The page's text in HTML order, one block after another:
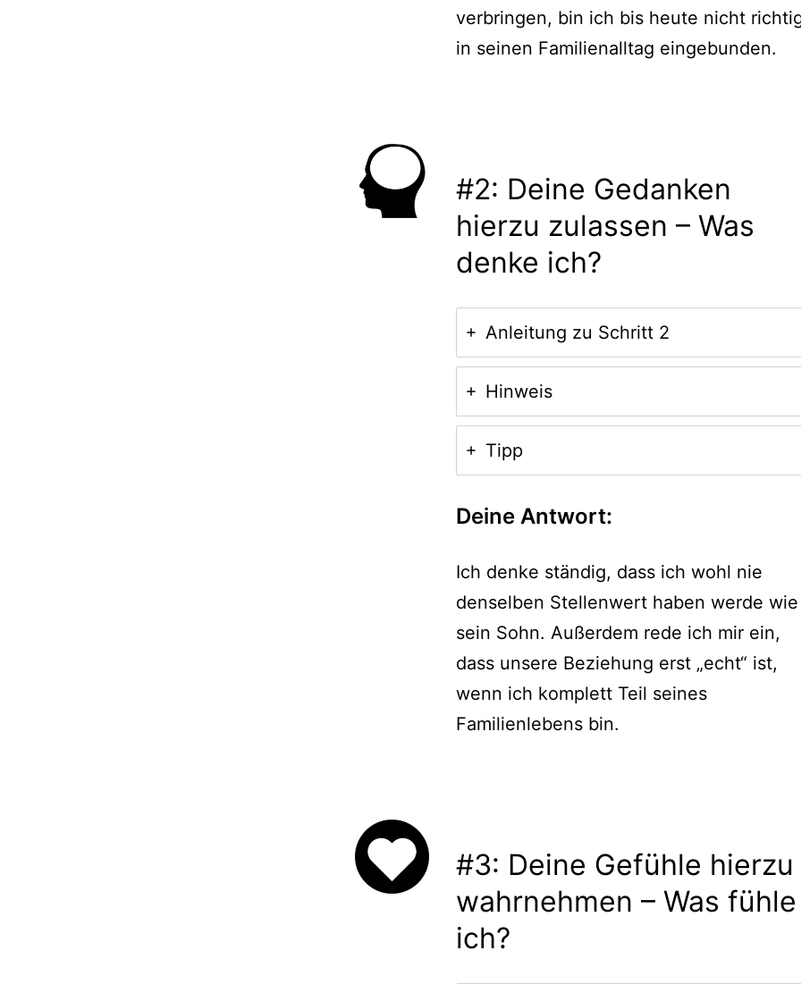
verbringen, bin ich bis heute nicht
in seinen Familienalltag eingebunden.
#2: Deine Gedanken
hierzu zulassen – Was
denke ich?
Anleitung zu Schritt 2
Hinweis
Tipp
Deine Antwort:
Ich denke ständig, dass ich wohl nie
denselben Stellenwert haben werde wie
sein Sohn. Außerdem rede ich mir ein,
dass unsere Beziehung erst „echt“ ist,
wenn ich komplett Teil seines
Familienlebens bin.
#3: Deine Gefühle hierzu
wahrnehmen – Was fühle
ich?